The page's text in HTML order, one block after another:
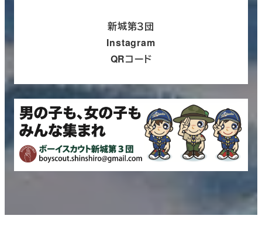
新城第３団
Instagram
QRコード
さらに詳しく